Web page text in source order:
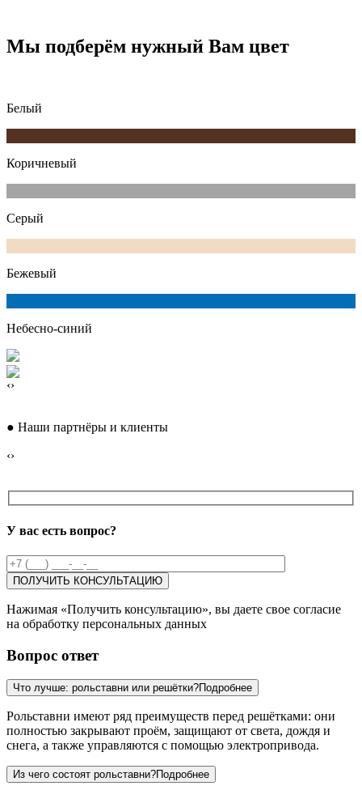
Мы подберём нужный Вам цвет
Белый
Коричневый
Серый
Бежевый
Небесно-синий
‹›
● Наши партнёры и клиенты
‹›
У вас есть вопрос?
Нажимая «Получить консультацию», вы даете свое согласие
на обработку персональных данных
Вопрос ответ
Что лучше: рольставни или решётки?Подробнее
Рольставни имеют ряд преимуществ перед решётками: они
полностью закрывают проём, защищают от света, дождя и
снега, а также управляются с помощью электропривода.
Из чего состоят рольставни?Подробнее